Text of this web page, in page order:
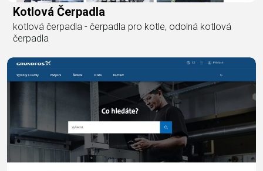
Kotlová Čerpadla
kotlová čerpadla - čerpadla pro kotle, odolná kotlová
čerpadla